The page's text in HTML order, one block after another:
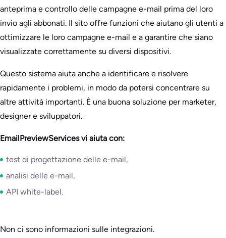
anteprima e controllo delle campagne e-mail prima del loro
invio agli abbonati. Il sito offre funzioni che aiutano gli utenti a
ottimizzare le loro campagne e-mail e a garantire che siano
visualizzate correttamente su diversi dispositivi.
Questo sistema aiuta anche a identificare e risolvere
rapidamente i problemi, in modo da potersi concentrare su
altre attività importanti. È una buona soluzione per marketer,
designer e sviluppatori.
EmailPreviewServices vi aiuta con:
test di progettazione delle e-mail,
analisi delle e-mail,
API white-label.
Non ci sono informazioni sulle integrazioni.